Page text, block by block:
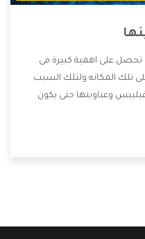
تحصل على اهمية كبيرة فى
تلك المكانه ولتلك السبب
وعناوينها حتى يكون
المستهلك لكى نحافظ